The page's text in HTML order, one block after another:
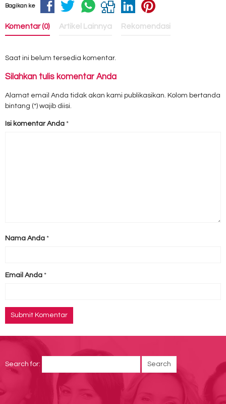
Bagikan ke
Komentar (0) Artikel Lainnya Rekomendasi
Saat ini belum tersedia komentar.
Silahkan tulis komentar Anda
Alamat email Anda tidak akan kami publikasikan. Kolom bertanda
bintang (*) wajib diisi.
Isi komentar Anda *
Nama Anda *
Email Anda *
Search for: